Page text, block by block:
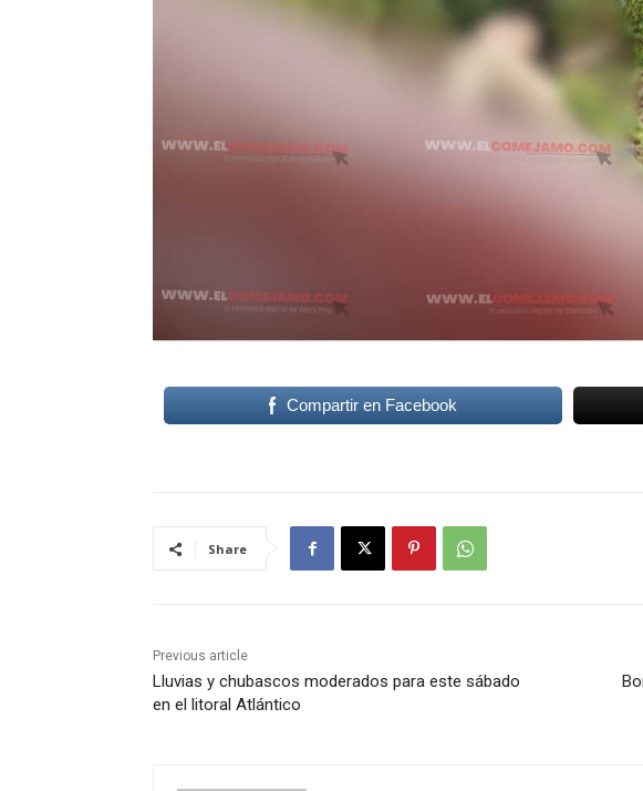
Compartir en Facebook
Share
Previous article
Lluvias y chubascos moderados para este sábado
en el litoral Atlántico